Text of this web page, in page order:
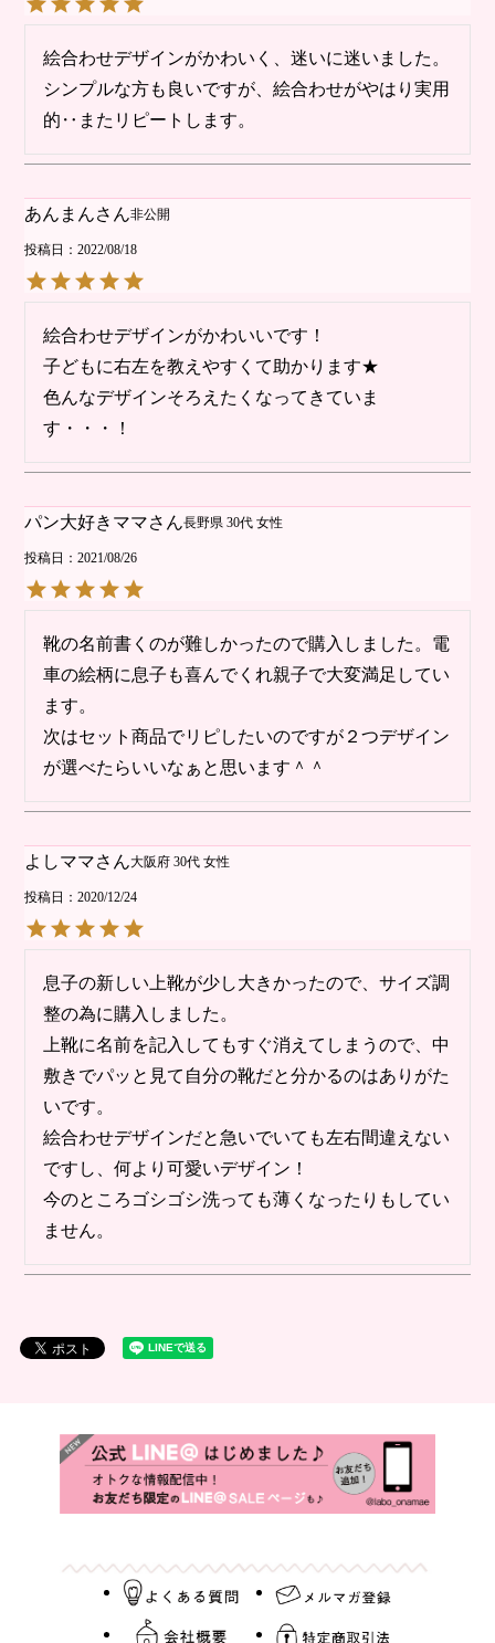
絵合わせデザインがかわいく、迷いに迷いました。
シンプルな方も良いですが、絵合わせがやはり実用
的‥またリピートします。
あんまん 非公開
投稿日 2022/08/18
絵合わせデザインがかわいいです！
子どもに右左を教えやすくて助かります★
色んなデザインそろえたくなってきていま
す・・・！
パン大好きママ 長野県 30代 女性
投稿日 2021/08/26
靴の名前書くのが難しかったので購入しました。電
車の絵柄に息子も喜んでくれ親子で大変満足してい
ます。
次はセット商品でリピしたいのですが２つデザイン
が選べたらいいなぁと思います＾＾
よしママ 大阪府 30代 女性
投稿日 2020/12/24
息子の新しい上靴が少し大きかったので、サイズ調
整の為に購入しました。
上靴に名前を記入してもすぐ消えてしまうので、中
敷きでパッと見て自分の靴だと分かるのはありがた
いです。
絵合わせデザインだと急いでいても左右間違えない
ですし、何より可愛いデザイン！
今のところゴシゴシ洗っても薄くなったりもしてい
ません。